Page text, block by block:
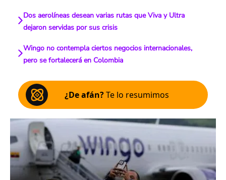
Dos aerolíneas desean varias rutas que Viva y Ultra
dejaron servidas por sus crisis
Wingo no contempla ciertos negocios internacionales,
pero se fortalecerá en Colombia
¿De afán?Te lo resumimos